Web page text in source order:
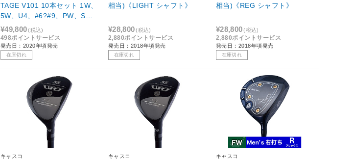
TAGE V101 10本セット 1W、
5W、U4、#6?#9、PW、S
W、パター《カーボンシャフ
ト/キャディバッグ付》R
¥49,800(税込)
498ポイントサービス
発売日：2020年頃発売
在庫切れ
相当)《LIGHT シャフト》
¥28,800(税込)
2,880ポイントサービス
発売日：2018年頃発売
在庫切れ
相当)《REG シャフト》
¥28,800(税込)
2,880ポイントサービス
発売日：2018年頃発売
在庫切れ
キャスコ キャスコ キャスコ